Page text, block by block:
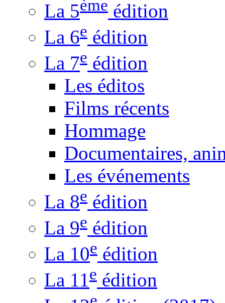
La 5ème édition
La 6e édition
La 7e édition
Les éditos
Films récents
Hommage
Documentaires,
Les événements
La 8e édition
La 9e édition
La 10e édition
La 11e édition